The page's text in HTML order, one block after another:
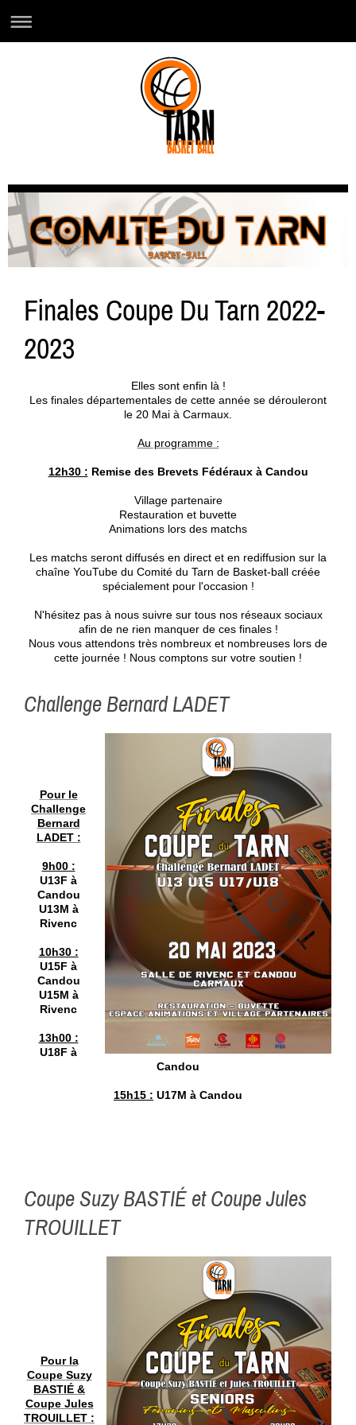
Finales Coupe Du Tarn 2022-
2023
Elles sont enfin là !
Les finales départementales de cette année se dérouleront
le 20 Mai à Carmaux.
Au programme :
12h30 : Remise des Brevets Fédéraux à Candou
Village partenaire
Restauration et buvette
Animations lors des matchs
Les matchs seront diffusés en direct et en rediffusion sur la
chaîne YouTube du Comité du Tarn de Basket-ball créée
spécialement pour l'occasion !
N'hésitez pas à nous suivre sur tous nos réseaux sociaux
afin de ne rien manquer de ces finales !
Nous vous attendons très nombreux et nombreuses lors de
cette journée ! Nous comptons sur votre soutien !
Challenge Bernard LADET
Pour le
Challenge
Bernard
LADET :
9h00 :
U13F à
Candou
U13M à
Rivenc
10h30 :
U15F à
Candou
U15M à
Rivenc
13h00 :
U18F à
Candou
15h15 : U17M à Candou
Coupe Suzy BASTIÉ et Coupe Jules
TROUILLET
Pour la
Coupe Suzy
BASTIÉ &
Coupe Jules
TROUILLET :